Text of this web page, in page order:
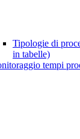
Tipologie di
in tabelle)
tempi